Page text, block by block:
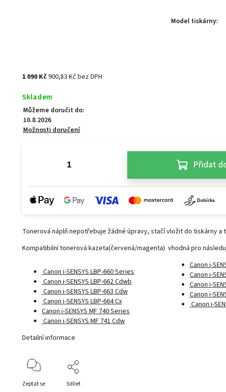
Model tiskárny:
1 090 Kč900,83 Kč bez DPH
Skladem
Můžeme doručit do:
10.8.2026
Možnosti doručení
Přidat
Tonerová náplň nepotřebuje žádné úpravy, stačí vložit do tiskárny a
Kompatibilní tonerová kazeta(červená/magenta) vhodná pro
Canon i-SENSYS LBP-660 Series
Canon i-SENSYS LBP-662 Cdwb
Canon i-SENSYS LBP-663 Cdw
Canon i-SENSYS LBP-664 Cx
Canon i-SENSYS MF 740 Series
Canon i-SENSYS MF 741 Cdw
Canon i-
Canon i-
Canon i-
Canon i-
Canon i-
Detailní informace
Zeptat se Sdílet